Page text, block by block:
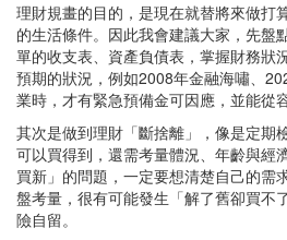
理財規畫的目的，是現在就替將來做打
的生活條件。因此我會建議大家，先盤
單的收支表、資產負債表，掌握財務狀
預期的狀況，例如2008年金融海嘯、
業時，才有緊急預備金可因應，並能從
其次是做到理財「斷捨離」，像是定期
可以買得到，還需考量體況、年齡與經
買新」的問題，一定要想清楚自己的需
盤考量，很有可能發生「解了舊卻買不
險自留。